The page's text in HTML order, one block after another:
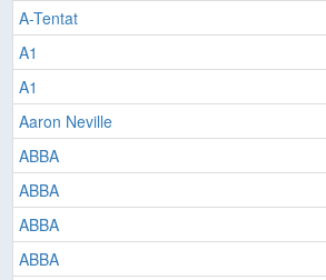
A-Tentat
A1
A1
Aaron Neville
ABBA
ABBA
ABBA
ABBA